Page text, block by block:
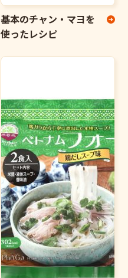
基本のチャン・マヨを
使ったレシピ